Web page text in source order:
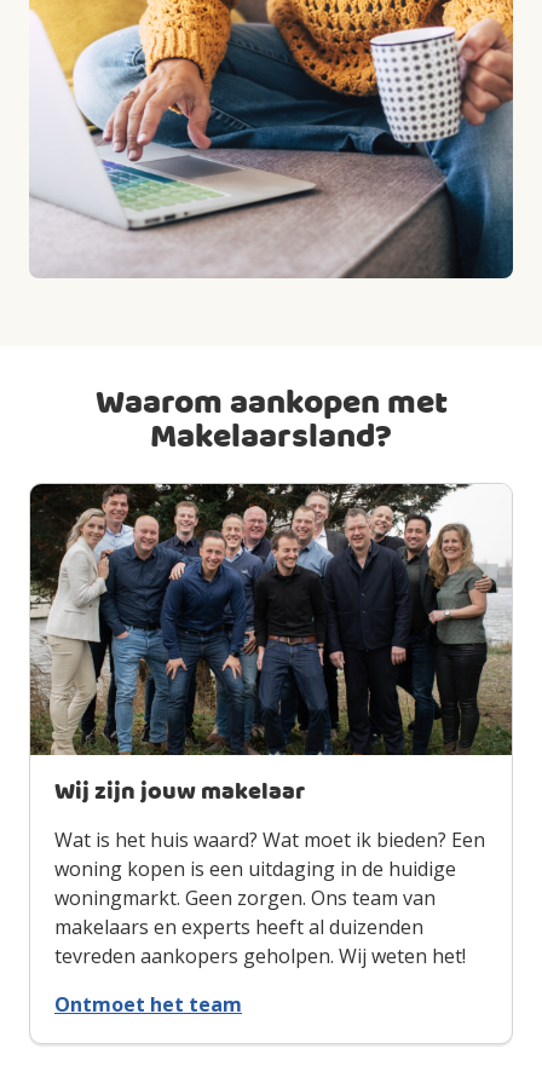
Waarom aankopen met
Makelaarsland?
Wij zijn jouw makelaar
Wat is het huis waard? Wat moet ik bieden? Een
woning kopen is een uitdaging in de huidige
woningmarkt. Geen zorgen. Ons team van
makelaars en experts heeft al duizenden
tevreden aankopers geholpen. Wij weten het!
Ontmoet het team